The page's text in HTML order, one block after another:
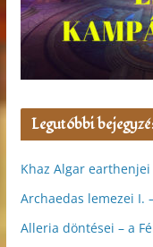
Legutóbbi
Khaz Algar earthenjei
Archaedas lemezei I.
Alleria döntései – a